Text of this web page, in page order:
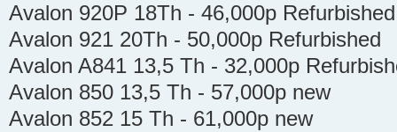
Avalon 920P 18Th - 46,000р Refurbished
Avalon 921 20Th - 50,000р Refurbished
Avalon A841 13,5 Тh - 32,000р
Avalon 850 13,5 Тh - 57,000р new
Avalon 852 15 Тh - 61,000р new